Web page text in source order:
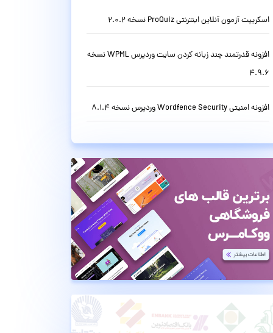
اسکریپت آزمون آنلاین اینترنتی ProQuiz نسخه 2.0.2
افزونه قدرتمند چند زبانه کردن سایت وردپرس WPML نسخه
4.9.6
افزونه امنیتی Wordfence Security وردپرس نسخه 8.1.4